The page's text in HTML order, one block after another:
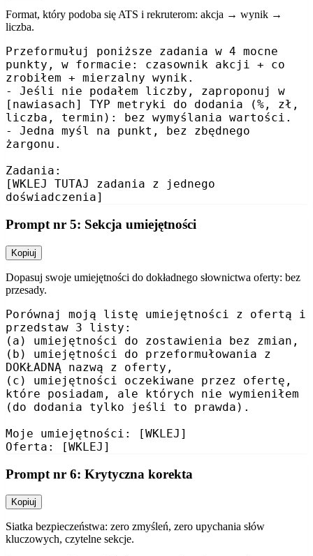
Format, który podoba się ATS i rekruterom: akcja → wynik →
liczba.
Przeformułuj poniższe zadania w 4 mocne
punkty, w formacie: czasownik akcji + co
zrobiłem + mierzalny wynik.
- Jeśli nie podałem liczby, zaproponuj w
[nawiasach] TYP metryki do dodania (%, zł,
liczba, termin): bez wymyślania wartości.
- Jedna myśl na punkt, bez zbędnego
żargonu.
Zadania:
[WKLEJ TUTAJ zadania z jednego
doświadczenia]
Prompt nr 5: Sekcja umiejętności
Kopiuj
Dopasuj swoje umiejętności do dokładnego słownictwa oferty: bez
przesady.
Porównaj moją listę umiejętności z ofertą i
przedstaw 3 listy:
(a) umiejętności do zostawienia bez zmian,
(b) umiejętności do przeformułowania z
DOKŁADNĄ nazwą z oferty,
(c) umiejętności oczekiwane przez ofertę,
które posiadam, ale których nie wymieniłem
(do dodania tylko jeśli to prawda).
Moje umiejętności: [WKLEJ]
Oferta: [WKLEJ]
Prompt nr 6: Krytyczna korekta
Kopiuj
Siatka bezpieczeństwa: zero zmyśleń, zero upychania słów
kluczowych, czytelne sekcje.